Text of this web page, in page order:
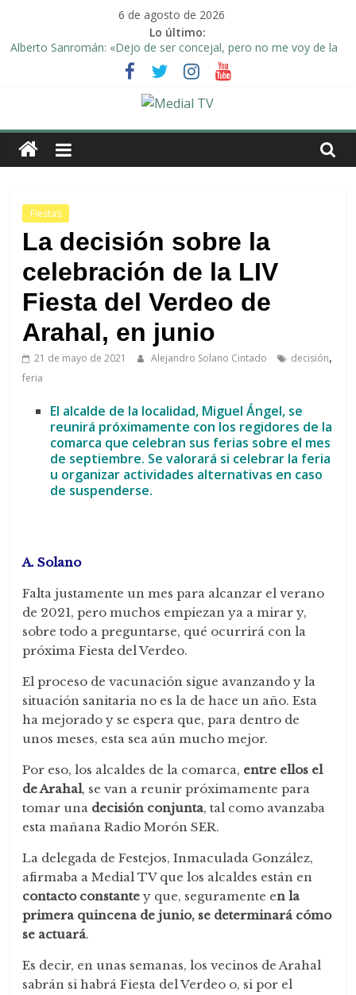
contenido
6 de agosto de 2026
Lo último:
Alberto Sanromán: «Dejo de ser concejal, pero no me voy de la
Deporte y solidaridad, de la mano una vez más en Arahal
El emotivo agradecimiento de la familia afectada por el incendio
Convocado nuevo pleno ordinario del Ayuntamiento de Arahal
Una Plataforma de Morón pide unión a los pueblos de la
comarca para evitar la planta de biogás en término de Arahal
Medial
TV
diario
digital
televisión
Arahal
Fiestas
La decisión sobre la
celebración de la LIV
Fiesta del Verdeo de
Arahal, en junio
21 de mayo de 2021 Alejandro Solano Cintado decisión,
feria
El alcalde de la localidad, Miguel Ángel, se
reunirá próximamente con los regidores de la
comarca que celebran sus ferias sobre el mes
de septiembre. Se valorará si celebrar la feria
u organizar actividades alternativas en caso
de suspenderse.
A. Solano
Falta justamente un mes para alcanzar el verano
de 2021, pero muchos empiezan ya a mirar y,
sobre todo a preguntarse, qué ocurrirá con la
próxima Fiesta del Verdeo.
El proceso de vacunación sigue avanzando y la
situación sanitaria no es la de hace un año. Esta
ha mejorado y se espera que, para dentro de
unos meses, esta sea aún mucho mejor.
Por eso, los alcaldes de la comarca, entre ellos el
de Arahal, se van a reunir próximamente para
tomar una decisión conjunta, tal como avanzaba
esta mañana Radio Morón SER.
La delegada de Festejos, Inmaculada González,
afirmaba a Medial TV que los alcaldes están en
contacto constante y que, seguramente en la
primera quincena de junio, se determinará cómo
se actuará.
Es decir, en unas semanas, los vecinos de Arahal
sabrán si habrá Fiesta del Verdeo o, si por el